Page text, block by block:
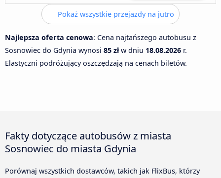
Pokaż wszystkie przejazdy na jutro
Najlepsza oferta cenowa: Cena najtańszego autobusu z
Sosnowiec do Gdynia wynosi 85 złw dniu 18.08.2026 r.
Elastyczni podróżujący oszczędzają na cenach biletów.
Fakty dotyczące autobusów z miasta
Sosnowiec do miasta Gdynia
Porównaj wszystkich dostawców, takich jak FlixBus, którzy